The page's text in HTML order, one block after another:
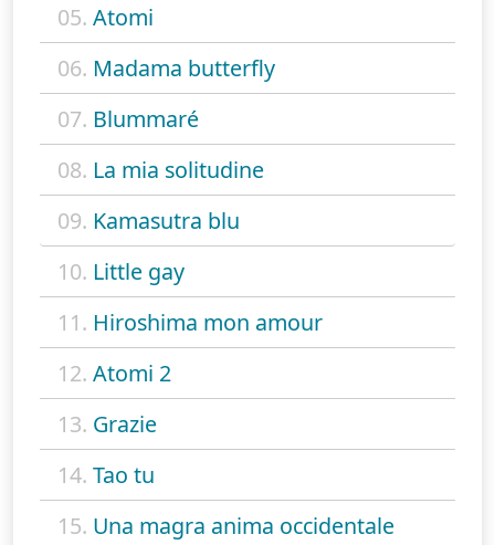
05. Atomi
06. Madama butterfly
07. Blummaré
08. La mia solitudine
09. Kamasutra blu
10. Little gay
11. Hiroshima mon amour
12. Atomi 2
13. Grazie
14. Tao tu
15. Una magra anima occidentale